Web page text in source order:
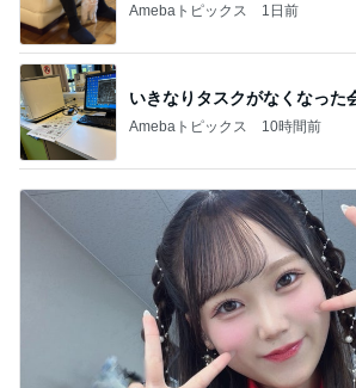
Amebaトピックス 1日前
いきなりタスクがなくなった
Amebaトピックス 10時間前